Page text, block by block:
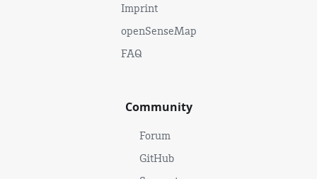
Imprint
openSenseMap
FAQ
Community
Forum
GitHub